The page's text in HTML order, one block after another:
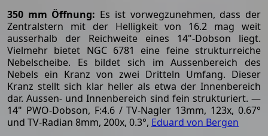
350 mm Öffnung: Es ist vorwegzunehmen, dass der
Zentralstern mit der Helligkeit von 16.2 mag weit
ausserhalb der Reichweite eines 14"-Dobson liegt.
Vielmehr bietet NGC 6781 eine feine strukturreiche
Nebelscheibe. Es bildet sich im Aussenbereich des
Nebels ein Kranz von zwei Dritteln Umfang. Dieser
Kranz stellt sich klar heller als etwa der Innenbereich
dar. Aussen- und Innenbereich sind fein strukturiert. —
14" PWO-Dobson, F:4.6 / TV-Nagler 13mm, 123x, 0.67°
und TV-Radian 8mm, 200x, 0.3°, Eduard von Bergen